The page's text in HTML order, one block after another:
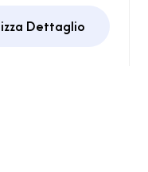
Dettaglio